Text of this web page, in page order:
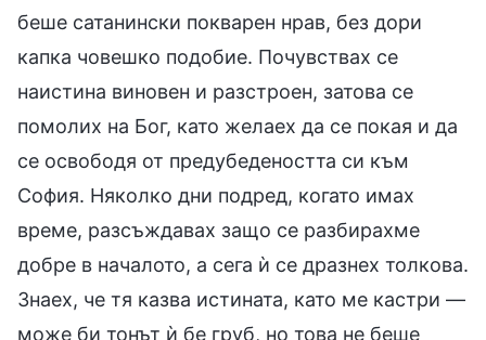
беше сатанински покварен нрав, без дори
капка човешко подобие. Почувствах се
наистина виновен и разстроен, затова се
помолих на Бог, като желаех да се покая и да
се освободя от предубедеността си към
София. Няколко дни подред, когато имах
време, разсъждавах защо се разбирахме
добре в началото, а сега ѝ се дразнех толкова.
Знаех, че тя казва истината, като ме кастри —
може би тонът ѝ бе груб, но това не беше